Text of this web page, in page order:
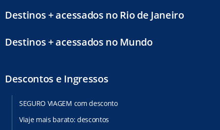
Destinos + acessados no Rio de Janeiro
Destinos + acessados no Mundo
Descontos e Ingressos
SEGURO VIAGEM com desconto
Viaje mais barato: descontos